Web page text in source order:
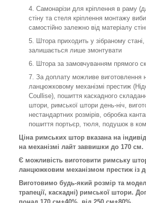
Самонарізи для кріплення в раму
стіну та стеля кріплення монтажу
самостійно залежно від матеріалу
Штора приходить у зібраному
залишається лише змонтувати
Штора за замовчуванням прямого
За доплату можливе виготовлення
ланцюжковому механізмі престиж
Coullise), пошиття каскадного
штори, римської штори день-ніч,
нестандартних розмірів, обробка
пошиття портьєр, тюля, подушок в
Ціна римських штор вказана на
на механізмі лайт заввишки до 170 см.
Є можливість виготовити римську
ланцюжковим механізмом престиж із
Виготовимо будь-який розмір та
трапеції, каскадні) римської штори.